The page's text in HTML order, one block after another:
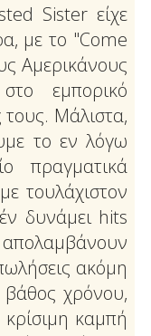
Sister είχε
με το "Come
Αμερικάνους
εμπορικό
Μάλιστα,
το εν λόγω
πραγματικά
τουλάχιστον
δυνάμει hits
απολαμβάνουν
ακόμη
χρόνου,
καμπή